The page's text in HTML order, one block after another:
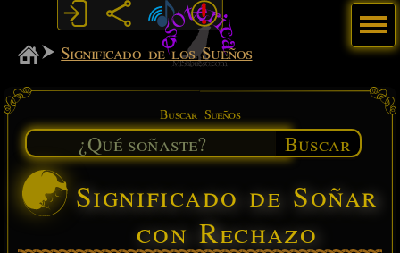
MiSabueso
Significado de los Sueños
Buscar Sueños
Buscar
Significado de Soñar
con Rechazo
Menú